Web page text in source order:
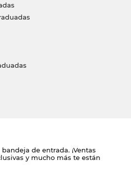
de entrada. ¡Ventas
y mucho más te están